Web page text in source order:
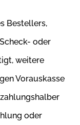
Bestellers,
oder
weitere
Vorauskasse
oder